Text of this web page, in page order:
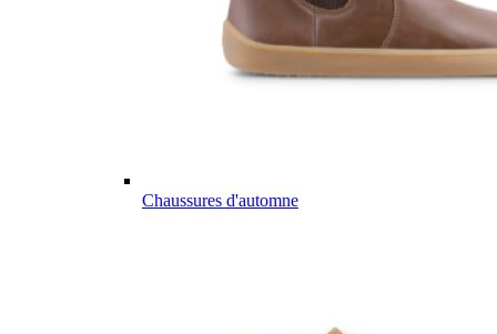
Chaussures d'automne